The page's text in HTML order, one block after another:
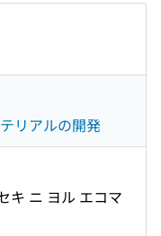
リアルの開発
キ ニ ヨル エコマ